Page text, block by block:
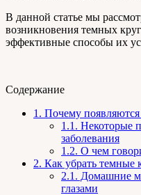
В данной статье мы
возникновения темных
эффективные способы их
Содержание
1. Почему
1.1. Некоторые
заболевания
1.2. О чем
2. Как убрать темные
2.1. Домашние
глазами